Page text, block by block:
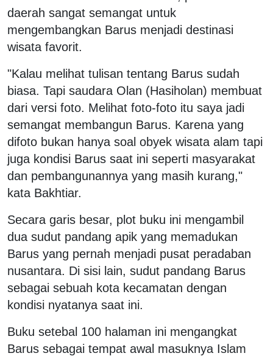
daerah sangat semangat untuk
mengembangkan Barus menjadi destinasi
wisata favorit.
"Kalau melihat tulisan tentang Barus sudah
biasa. Tapi saudara Olan (Hasiholan) membuat
dari versi foto. Melihat foto-foto itu saya jadi
semangat membangun Barus. Karena yang
difoto bukan hanya soal obyek wisata alam tapi
juga kondisi Barus saat ini seperti masyarakat
dan pembangunannya yang masih kurang,"
kata Bakhtiar.
Secara garis besar, plot buku ini mengambil
dua sudut pandang apik yang memadukan
Barus yang pernah menjadi pusat peradaban
nusantara. Di sisi lain, sudut pandang Barus
sebagai sebuah kota kecamatan dengan
kondisi nyatanya saat ini.
Buku setebal 100 halaman ini mengangkat
Barus sebagai tempat awal masuknya Islam